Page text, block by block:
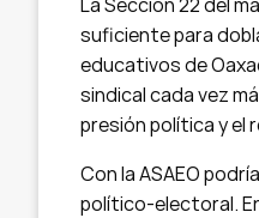
suficiente para
educativos de
sindical cada vez
presión política y el
Con la ASAEO
político-electoral.